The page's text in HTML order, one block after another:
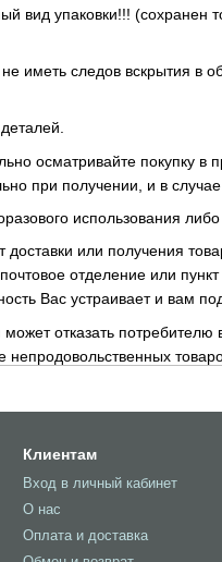
вид упаковки!!!
иметь следов вскрытия в
осматривайте покупку в
при получении, и в
использования
или получения
отделение или
Вас устраивает и вам
может отказать
непродовольственных
Клиентам
Вход в личный кабинет
О нас
Оплата и доставка